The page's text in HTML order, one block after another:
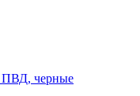
ПВД, черные